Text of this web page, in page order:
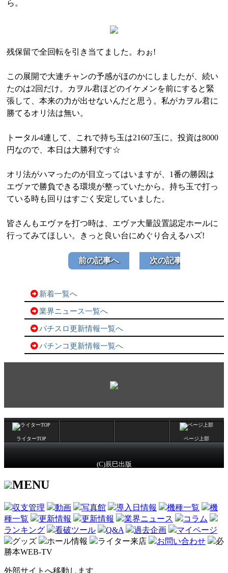
ら。
残保留で全回転を引き当てました。わぉ!
この展開で大連チャンの予感がほのかにしましたが、続い
たのは2回だけ。カヲル君ほどのイケメンを前にすると緊
張して、本来の力が出せないんだと思う。私がカヲル君に
勝てるオリ法は無い。
トータル4連して、これで持ち玉は21607玉に。投資は8000
円なので、本日は大勝利です☆
オリ法がハマったのが目立ってはいますが、1番の勝因は
エヴァで勝負できる環境が整っていたから。持ち玉で打っ
ている時も回りはすごく安定していました。
皆さんもエヴァを打つ時は、エヴァ大量設置認定ホールに
行ってみてほしい。きっと良い台にめぐり合えるハズ!
前の記事へ 次の記事へ
新着一覧へ
業界ニュース一覧へ
パチスロ更新情報一覧へ
パチンコ更新情報一覧へ
ライターTOP ページ上部
(C)辰巳出版
MENU
収支管理 動画 写真館 導入日情報 機種一覧
機
種一覧
更新情報 更新情報 業界ニュース
コラム
ランキング
看破ツール Q&A 過去企画
マイページ
グッズ
ホール情報 ライター来店 お問い合わせ
必
勝本WEB-TV
外部サイトへ移動します